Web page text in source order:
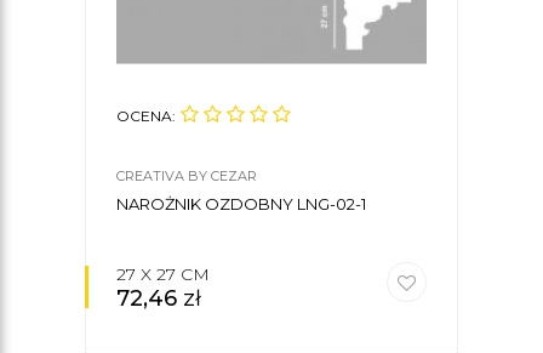
OCENA:
CREATIVA BY CEZAR
NAROŻNIK OZDOBNY LNG-02-1
27 X 27 CM
72,46 zł